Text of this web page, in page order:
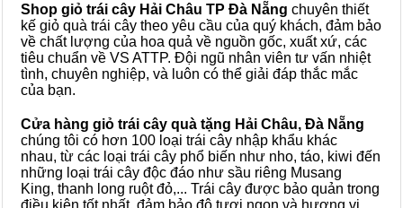
Shop giỏ trái cây Hải Châu TP Đà Nẵng chuyên thiết
kế giỏ quà trái cây theo yêu cầu của quý khách, đảm bảo
về chất lượng của hoa quả về nguồn gốc, xuất xứ, các
tiêu chuẩn về VS ATTP. Đội ngũ nhân viên tư vấn nhiệt
tình, chuyên nghiệp, và luôn có thể giải đáp thắc mắc
của bạn.
Cửa hàng giỏ trái cây quà tặng Hải Châu, Đà Nẵng
chúng tôi có hơn 100 loại trái cây nhập khẩu khác
nhau, từ các loại trái cây phổ biến như nho, táo, kiwi đến
những loại trái cây độc đáo như sầu riêng Musang
King, thanh long ruột đỏ,... Trái cây được bảo quản trong
điều kiện tốt nhất, đảm bảo độ tươi ngon và hương vị